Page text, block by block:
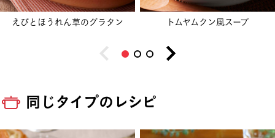
えびとほうれん草のグラタン トムヤムクン風スープ
同じタイプのレシピ